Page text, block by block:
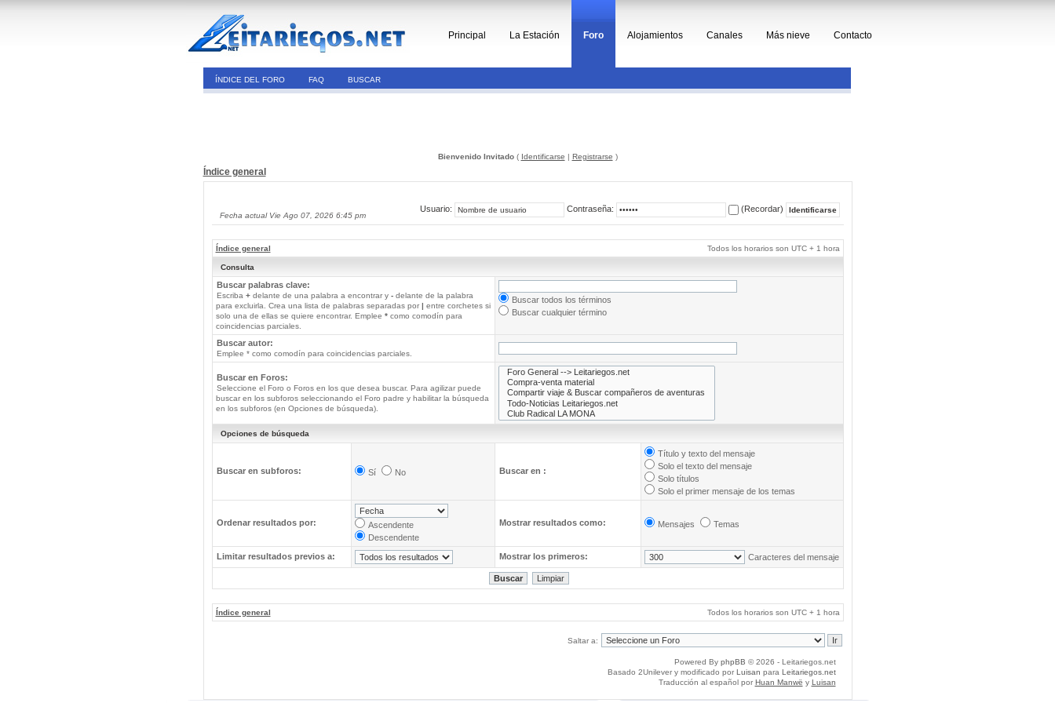
Principal La Estación Foro Alojamientos Canales Más nieve Contacto
ÍNDICE DEL FORO FAQ BUSCAR
Bienvenido Invitado( Identificarse | Registrarse )
Índice general
Fecha actual Vie Ago 07, 2026 6:45 pm
Usuario: Contraseña: (Recordar)
Índice general Todos los horarios son UTC + 1 hora
Consulta
Buscar palabras clave:
Escriba +delante de una palabra a encontrar y -delante de la palabra
para excluirla. Crea una lista de palabras separadas por | entre corchetes si
solo una de ellas se quiere encontrar. Emplee *como comodín para
coincidencias parciales.
Buscar todos los términos
Buscar cualquier término
Buscar autor:
Emplee * como comodín para coincidencias parciales.
Buscar en Foros:
Seleccione el Foro o Foros en los que desea buscar. Para agilizar puede
buscar en los subforos seleccionando el Foro padre y habilitar la búsqueda
en los subforos (en Opciones de búsqueda).
Opciones de búsqueda
Buscar en subforos: Sí No Buscar en :
Título y texto del mensaje
Solo el texto del mensaje
Solo títulos
Solo el primer mensaje de los temas
Ordenar resultados por:
Ascendente
Descendente
Mostrar resultados como: Mensajes Temas
Limitar resultados previos a: Mostrar los primeros: Caracteres del mensaje
Índice general Todos los horarios son UTC + 1 hora
Saltar a:
Powered By phpBB © 2026 - Leitariegos.net
Basado 2Unilever y modificado por Luisan para Leitariegos.net
Traducción al español por Huan Manwë y Luisan